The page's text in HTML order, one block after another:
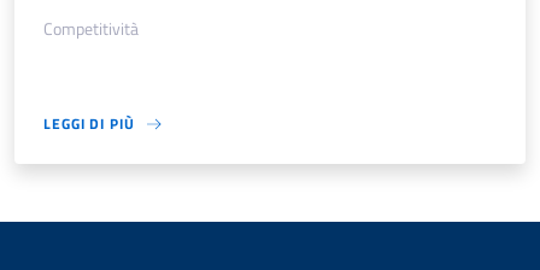
Competitività
LEGGI DI PIÙ